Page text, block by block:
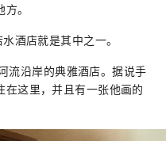
。
酒店就是其中之一。
流沿岸的典雅酒店。据说手
这里，并且有一张他画的